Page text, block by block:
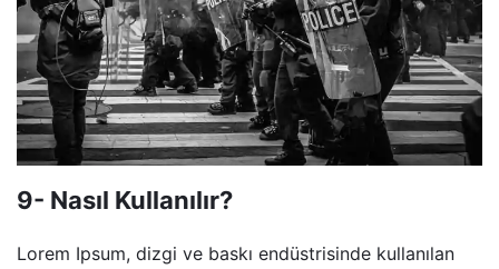
9- Nasıl Kullanılır?
Lorem Ipsum, dizgi ve baskı endüstrisinde kullanılan